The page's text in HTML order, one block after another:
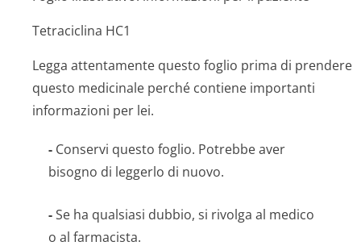
Tetraciclina HC1
Legga attentamente questo foglio prima di prendere
questo medicinale perché contiene importanti
informazioni per lei.
- Conservi questo foglio. Potrebbe aver
bisogno di leggerlo di nuovo.
-Se ha qualsiasi dubbio, si rivolga al medico
o al farmacista.